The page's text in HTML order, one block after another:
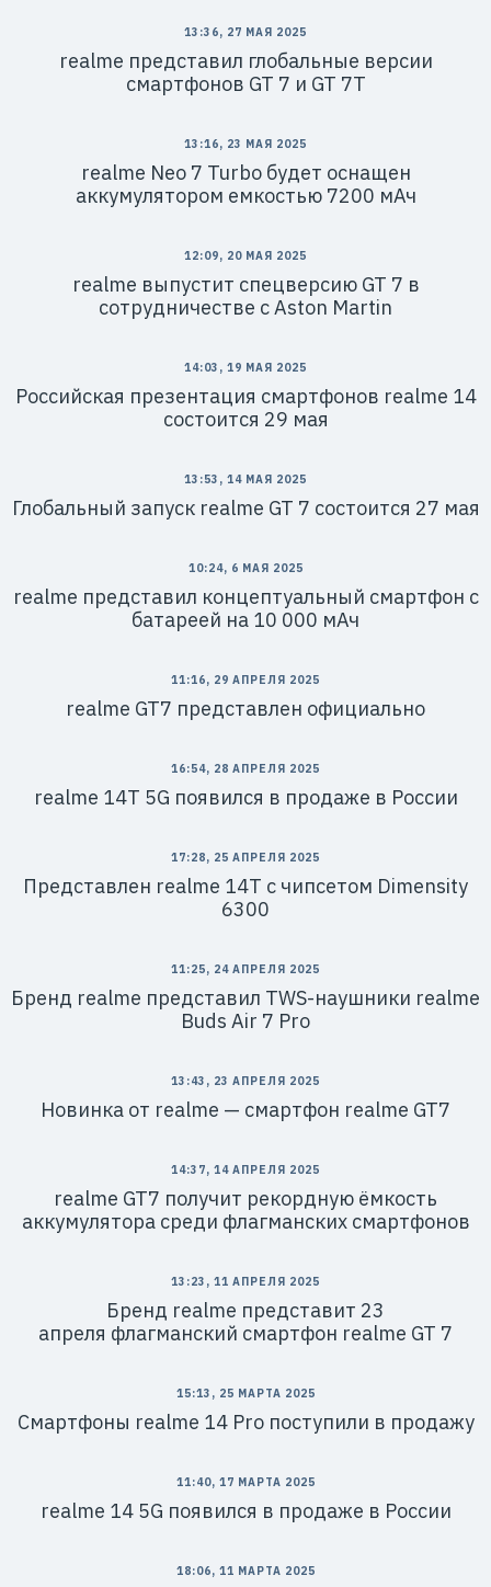
13:36, 27 МАЯ 2025
realme представил глобальные версии
смартфонов GT 7 и GT 7T
13:16, 23 МАЯ 2025
realme Neo 7 Turbo будет оснащен
аккумулятором емкостью 7200 мАч
12:09, 20 МАЯ 2025
realme выпустит спецверсию GT 7 в
сотрудничестве с Aston Martin
14:03, 19 МАЯ 2025
Российская презентация смартфонов realme 14
состоится 29 мая
13:53, 14 МАЯ 2025
Глобальный запуск realme GT 7 состоится 27 мая
10:24, 6 МАЯ 2025
realme представил концептуальный смартфон с
батареей на 10 000 мАч
11:16, 29 АПРЕЛЯ 2025
realme GT7 представлен официально
16:54, 28 АПРЕЛЯ 2025
realme 14T 5G появился в продаже в России
17:28, 25 АПРЕЛЯ 2025
Представлен realme 14T с чипсетом Dimensity
6300
11:25, 24 АПРЕЛЯ 2025
Бренд realme представил TWS-наушники realme
Buds Air 7 Pro
13:43, 23 АПРЕЛЯ 2025
Новинка от realme — смартфон realme GT7
14:37, 14 АПРЕЛЯ 2025
realme GT7 получит рекордную ёмкость
аккумулятора среди флагманских смартфонов
13:23, 11 АПРЕЛЯ 2025
Бренд realme представит 23
апреля флагманский смартфон realme GT 7
15:13, 25 МАРТА 2025
Смартфоны realme 14 Pro поступили в продажу
11:40, 17 МАРТА 2025
realme 14 5G появился в продаже в России
18:06, 11 МАРТА 2025